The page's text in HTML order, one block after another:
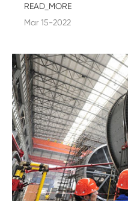
READ_MORE
Mar 15-2022